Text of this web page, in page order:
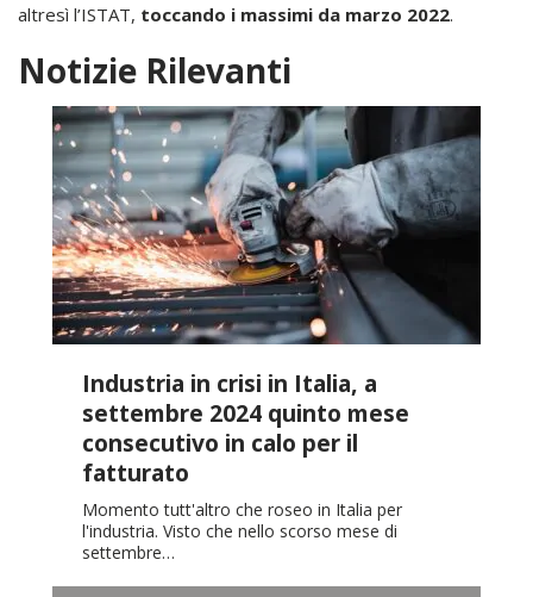
altresì l’ISTAT, toccando i massimi da marzo 2022.
Notizie Rilevanti
Industria in crisi in Italia, a
settembre 2024 quinto mese
consecutivo in calo per il
fatturato
Momento tutt'altro che roseo in Italia per
l'industria. Visto che nello scorso mese di
settembre…